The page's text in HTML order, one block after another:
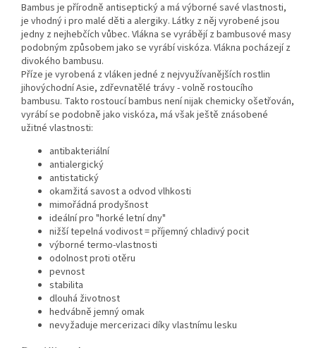
Bambus je přírodně antiseptický a má výborné savé vlastnosti,
je vhodný i pro malé děti a alergiky. Látky z něj vyrobené jsou
jedny z nejhebčích vůbec. Vlákna se vyrábějí z bambusové masy
podobným způsobem jako se vyrábí viskóza. Vlákna pocházejí z
divokého bambusu.
Příze je vyrobená z vláken jedné z nejvyužívanějších rostlin
jihovýchodní Asie, zdřevnatělé trávy - volně rostoucího
bambusu. Takto rostoucí bambus není nijak chemicky ošetřován,
vyrábí se podobně jako viskóza, má však ještě znásobené
užitné vlastnosti:
antibakteriální
antialergický
antistatický
okamžitá savost a odvod vlhkosti
mimořádná prodyšnost
ideální pro "horké letní dny"
nižší tepelná vodivost = příjemný chladivý pocit
výborné termo-vlastnosti
odolnost proti otěru
pevnost
stabilita
dlouhá životnost
hedvábně jemný omak
nevyžaduje mercerizaci díky vlastnímu lesku